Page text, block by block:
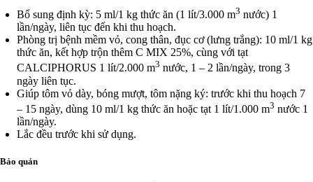
Bổ sung định kỳ: 5 ml/1 kg thức ăn (1 lít/3.000 m3 nước) 1
lần/ngày, liên tục đến khi thu hoạch.
Phòng trị bệnh mềm vỏ, cong thân, đục cơ (lưng trắng): 10 ml/1 kg
thức ăn, kết hợp trộn thêm C MIX 25%, cùng với tạt
CALCIPHORUS 1 lít/2.000 m3 nước, 1 – 2 lần/ngày, trong 3
ngày liên tục.
Giúp tôm vỏ dày, bóng mượt, tôm nặng ký: trước khi thu hoạch 7
– 15 ngày, dùng 10 ml/1 kg thức ăn hoặc tạt 1 lít/1.000 m3 nước 1
lần/ngày.
Lắc đều trước khi sử dụng.
Bảo quản